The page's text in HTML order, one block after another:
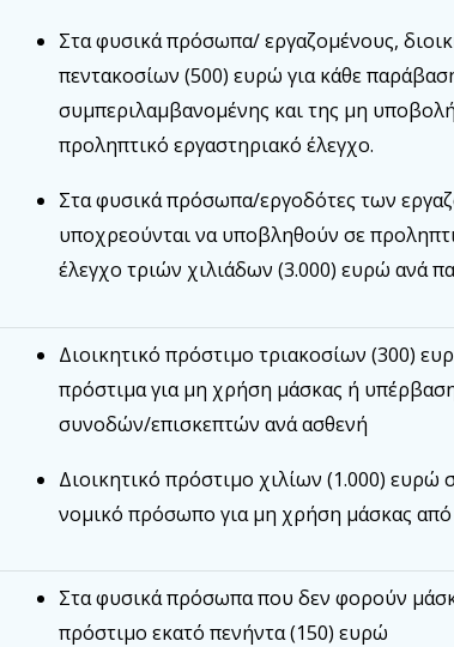
Στα φυσικά πρόσωπα/ εργαζομένους,
πεντακοσίων (500) ευρώ για κάθε
συμπεριλαμβανομένης και της μη
προληπτικό εργαστηριακό έλεγχο.
Στα φυσικά πρόσωπα/εργοδότες των
υποχρεούνται να υποβληθούν σε
έλεγχο τριών χιλιάδων (3.000) ευρώ ανά
Διοικητικό πρόστιμο τριακοσίων (300)
πρόστιμα για μη χρήση μάσκας ή
συνοδών/επισκεπτών ανά ασθενή
Διοικητικό πρόστιμο χιλίων (1.000) ευρώ
νομικό πρόσωπο για μη χρήση μάσκας
Στα φυσικά πρόσωπα που δεν φορούν
πρόστιμο εκατό πενήντα (150) ευρώ